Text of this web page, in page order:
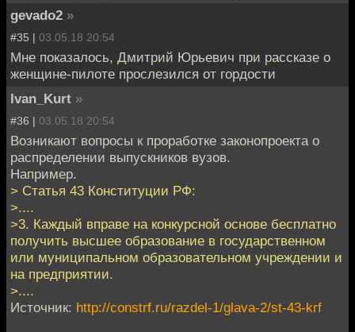
gevado2 »
#35 | 03.05.18 20:54
Мне показалось, Дмитрий Юрьевич при рассказе о
женщине-пилоте прослезился от гордости
Ivan_Kurt »
#36 | 03.05.18 20:54
Возникают вопросы к проработке законопроекта о
распределении выпускников вузов.
Например.
> Cтатья 43 Конституции РФ:
>....
>3. Каждый вправе на конкурсной основе бесплатно
получить высшее образование в государственном
или муниципальном образовательном учреждении и
на предприятии.
>....
Источник: http://constrf.ru/razdel-1/glava-2/st-43-krf